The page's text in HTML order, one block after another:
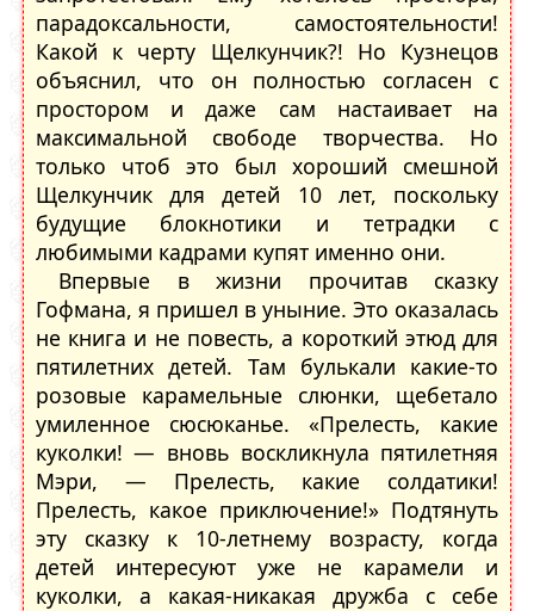
парадоксальности, самостоятельности!
Какой к черту Щелкунчик?! Но Кузнецов
объяснил, что он полностью согласен с
простором и даже сам настаивает на
максимальной свободе творчества. Но
только чтоб это был хороший смешной
Щелкунчик для детей 10 лет, поскольку
будущие блокнотики и тетрадки с
любимыми кадрами купят именно они.
Впервые в жизни прочитав сказку
Гофмана, я пришел в уныние. Это оказалась
не книга и не повесть, а короткий этюд для
пятилетних детей. Там булькали какие-то
розовые карамельные слюнки, щебетало
умиленное сюсюканье. «Прелесть, какие
куколки! — вновь воскликнула пятилетняя
Мэри, — Прелесть, какие солдатики!
Прелесть, какое приключение!» Подтянуть
эту сказку к 10-летнему возрасту, когда
детей интересуют уже не карамели и
куколки, а какая-никакая дружба с себе